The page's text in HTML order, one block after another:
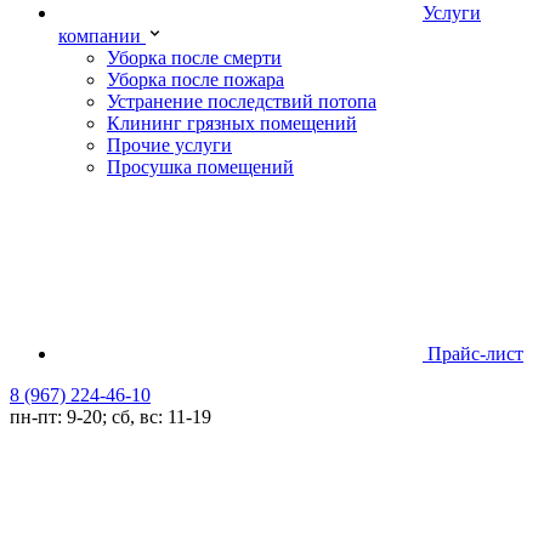
Услуги
компании
Уборка после смерти
Уборка после пожара
Устранение последствий потопа
Клининг грязных помещений
Прочие услуги
Просушка помещений
Прайс-лист
8 (967) 224-46-10
пн-пт: 9-20; сб, вс: 11-19